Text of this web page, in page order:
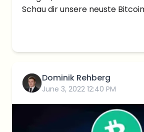
Schau dir unsere neuste
Prognose schrieben wir: Bitcoin
Dominik Rehberg
June 3, 2022 12:40 PM